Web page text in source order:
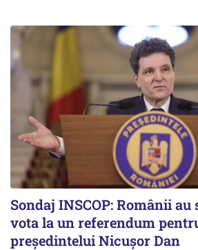
Sondaj INSCOP: Românii
vota la un referendum
președintelui Nicușor Dan